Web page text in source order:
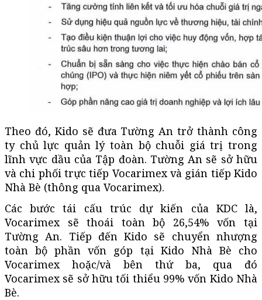
Theo đó, Kido sẽ đưa Tường An trở thành công
ty chủ lực quản lý toàn bộ chuỗi giá trị trong
lĩnh vực dầu của Tập đoàn. Tường An sẽ sở hữu
và chi phối trực tiếp Vocarimex và gián tiếp Kido
Nhà Bè (thông qua Vocarimex).
Các bước tái cấu trúc dự kiến của KDC là,
Vocarimex sẽ thoái toàn bộ 26,54% vốn tại
Tường An. Tiếp đến Kido sẽ chuyển nhượng
toàn bộ phần vốn góp tại Kido Nhà Bè cho
Vocarimex hoặc/và bên thứ ba, qua đó
Vocarimex sẽ sở hữu tối thiểu 99% vốn Kido Nhà
Bè.